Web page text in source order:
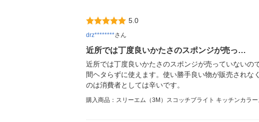
5.0
drz********さん
近所では丁度良いかたさのスポンジが売っ…
近所では丁度良いかたさのスポンジが売っていない
間ヘタらずに使えます。使い勝手良い物が販売され
のは消費者としては辛いです。
購入商品：スリーエム（3M）スコッチブライト キッチンカラ